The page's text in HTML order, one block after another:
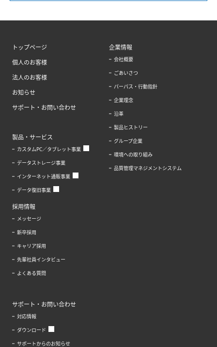
トップページ
個人のお客様
法人のお客様
お知らせ
サポート・お問い合わせ
製品・サービス
カスタムPC／タブレット事業
データストレージ事業
インターネット通販事業
データ復旧事業
企業情報
会社概要
ごあいさつ
パーパス・行動指針
企業理念
沿革
製品ヒストリー
グループ企業
環境への取り組み
品質管理マネジメントシステム
採用情報
メッセージ
新卒採用
キャリア採用
先輩社員インタビュー
よくある質問
サポート・お問い合わせ
対応情報
ダウンロード
サポートからのお知らせ